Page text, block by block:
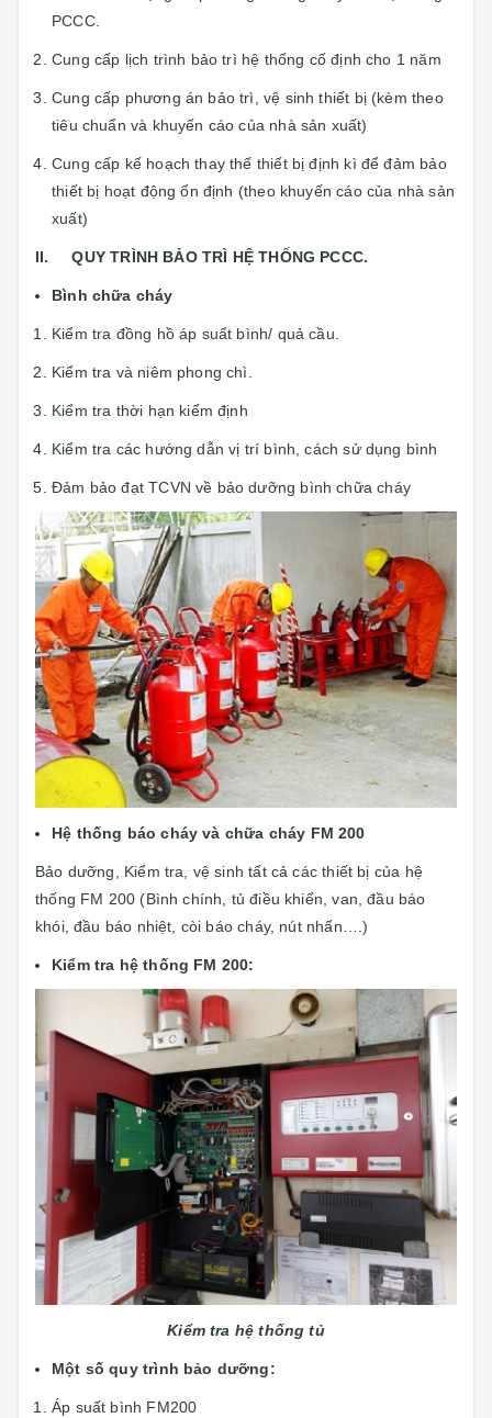
PCCC.
Cung cấp lịch trình bảo trì hệ thống cố định cho 1 năm
Cung cấp phương án bảo trì, vệ sinh thiết bị (kèm theo
tiêu chuẩn và khuyến cáo của nhà sản xuất)
Cung cấp kế hoạch thay thế thiết bị định kì để đảm bảo
thiết bị hoạt động ổn định (theo khuyến cáo của nhà sản
xuất)
II. QUY TRÌNH BẢO TRÌ HỆ THỐNG PCCC.
Bình chữa cháy
Kiểm tra đồng hồ áp suất bình/ quả cầu.
Kiểm tra và niêm phong chì.
Kiểm tra thời hạn kiểm định
Kiểm tra các hướng dẫn vị trí bình, cách sử dụng bình
Đảm bảo đạt TCVN về bảo dưỡng bình chữa cháy
Hệ thống báo cháy và chữa cháy FM 200
Bảo dưỡng, Kiểm tra, vệ sinh tất cả các thiết bị của hệ
thống FM 200 (Bình chính, tủ điều khiển, van, đầu báo
khói, đầu báo nhiệt, còi báo cháy, nút nhấn….)
Kiểm tra hệ thống FM 200:
Kiểm tra hệ thống tủ
Một số quy trình bảo dưỡng:
Áp suất bình FM200